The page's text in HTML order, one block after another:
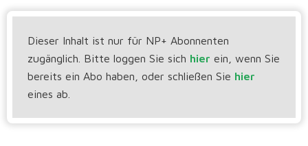
Dieser Inhalt ist nur für NP+ Abonnenten
zugänglich. Bitte loggen Sie sich hier ein, wenn Sie
bereits ein Abo haben, oder schließen Sie hier
eines ab.